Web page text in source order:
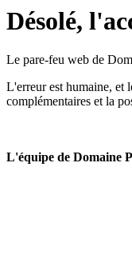
Désolé,
Le pare-feu web de
L'erreur est humaine, et
complémentaires et la
L'équipe de Domaine